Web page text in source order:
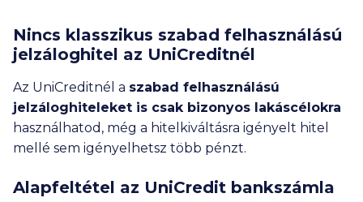
Nincs klasszikus szabad felhasználású
jelzáloghitel az UniCreditnél
Az UniCreditnél a szabad felhasználású
jelzáloghiteleket is csak bizonyos lakáscélokra
használhatod, még a hitelkiváltásra igényelt hitel
mellé sem igényelhetsz több pénzt.
Alapfeltétel az UniCredit bankszámla